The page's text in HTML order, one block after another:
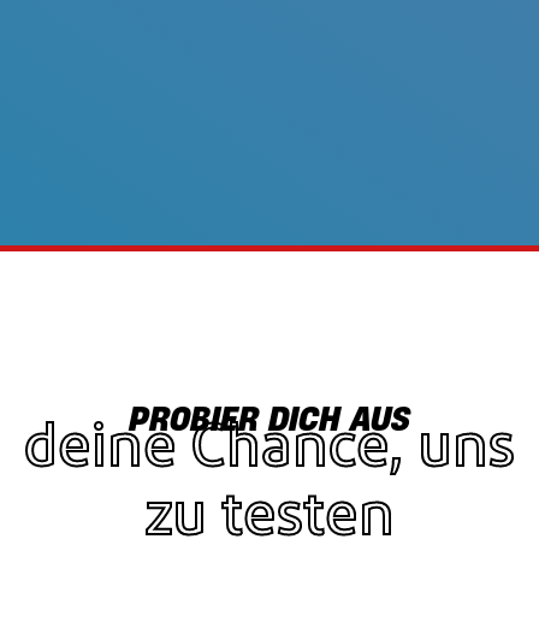
PROBIER DICH AUS
deine Chance, uns
zu testen